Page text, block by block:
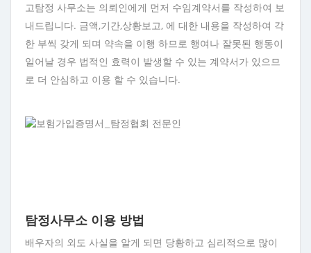
고탐정 사무소는 의뢰인에게 먼저 수임계약서를 작성하여 보
내드립니다. 금액,기간,상황보고, 에 대한 내용을 작성하여 각
한 부씩 갖게 되며 약속을 이행 하므로 행여나 잘못된 행동이
일어날 경우 법적인 효력이 발생할 수 있는 계약서가 있으므
로 더 안심하고 이용 할 수 있습니다.
탐정사무소 이용 방법
배우자의 외도 사실을 알게 되면 당황하고 심리적으로 많이